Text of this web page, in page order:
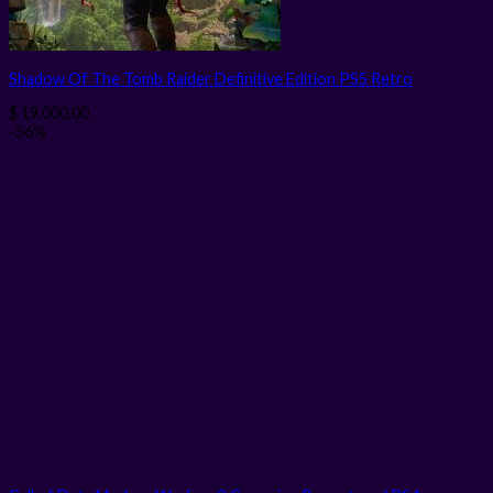
Shadow Of The Tomb Raider Definitive Edition PS5 Retro
$ 19.000,00
-56%